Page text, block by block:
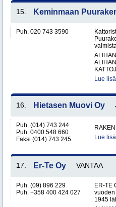
15. Keminmaan
Puh. 020 743 3590
Lue
16. Hietasen Muovi Oy
Puh. (014) 743 244
Puh. 0400 548 660
Faksi (014) 743 245
Lue
17. Er-Te Oy VANTAA
Puh. (09) 896 229
Puh. +358 400 424 027
ER-TE
vuoden
1945